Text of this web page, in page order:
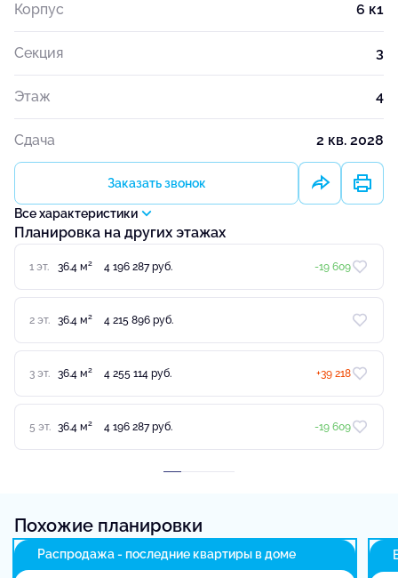
Корпус 6 к1
Секция 3
Этаж 4
Сдача 2 кв. 2028
Заказать звонок
Все характеристики
Планировка на других этажах
1 эт. 36.4 м2 4 196 287 руб. -19 609
2 эт. 36.4 м2 4 215 896 руб.
3 эт. 36.4 м2 4 255 114 руб. +39 218
5 эт. 36.4 м2 4 196 287 руб. -19 609
Похожие планировки
Распродажа - последние квартиры в доме